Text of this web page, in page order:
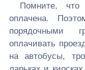
Помните,
оплачена.
порядочными
оплачивать
на автобусы,